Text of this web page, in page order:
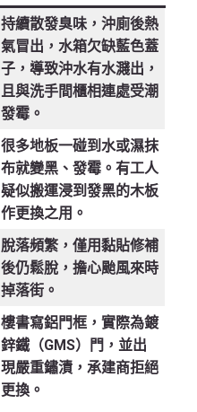
持續散發臭味，沖廁後熱
氣冒出，水箱欠缺藍色蓋
子，導致沖水有水濺出，
且與洗手間櫃相連處受潮
發霉。
很多地板一碰到水或濕抹
布就變黑、發霉。有工人
疑似搬運浸到發黑的木板
作更換之用。
脫落頻繁，僅用黏貼修補
後仍鬆脫，擔心颱風來時
掉落街。
樓書寫鋁門框 ，實際為鍍
鋅鐵（GMS）門 ，並出
現嚴重鏽漬，承建商拒絕
更換。